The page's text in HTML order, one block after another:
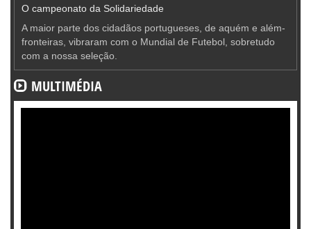
O campeonato da Solidariedade
A maior parte dos cidadãos portugueses, de aquém e além-
fronteiras, vibraram com o Mundial de Futebol, sobretudo
com a nossa seleção.
MULTIMÉDIA